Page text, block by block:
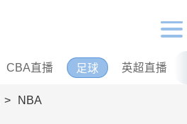
CBA直播 足球 英超直播
NBA